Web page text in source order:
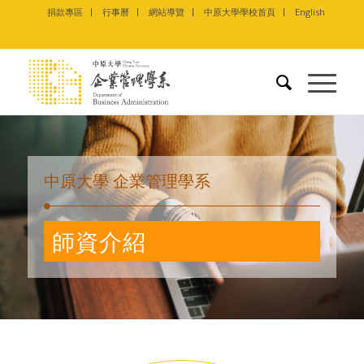
捐款專區 行事曆 網站導覽 中原大學學校首頁 English
中原大學 企業管理學系
師資介紹